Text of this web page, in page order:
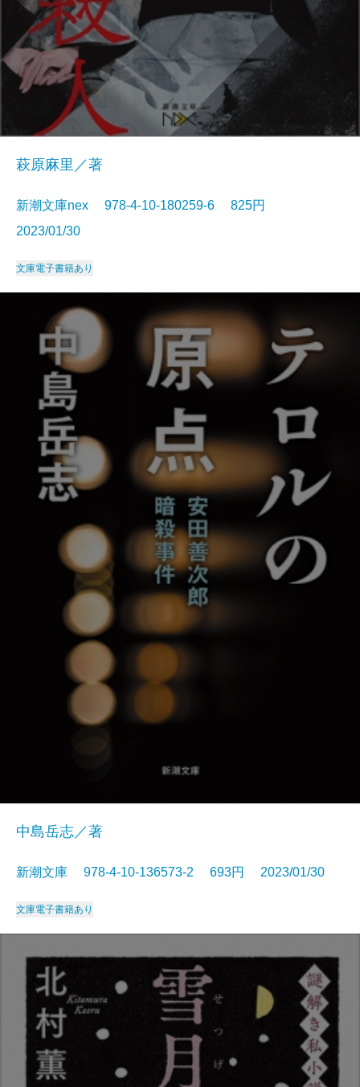
萩原麻里／著
新潮文庫nex 978-4-10-180259-6 825円
2023/01/30
文庫電子書籍あり
中島岳志／著
新潮文庫 978-4-10-136573-2 693円 2023/01/30
文庫電子書籍あり